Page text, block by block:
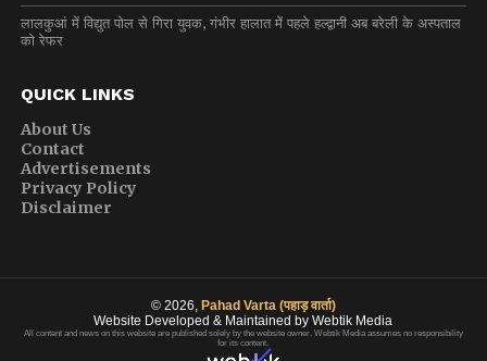
लालकुआं में विद्युत पोल से गिरा युवक, गंभीर हालात में पहले हल्द्वानी अब बरेली के अस्पताल
को रेफर
QUICK LINKS
About Us
Contact
Advertisements
Privacy Policy
Disclaimer
© 2026, Pahad Varta (पहाड़ वार्ता)
Website Developed & Maintained by Webtik Media
All content and news on this website are published solely by the website owner. Webtik Media assumes no responsibility
for its content.